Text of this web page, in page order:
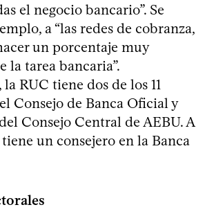
el negocio bancario”. Se
a “las redes de cobranza,
un porcentaje muy
la tarea bancaria”.
RUC tiene dos de los 11
Consejo de Banca Oficial y
Consejo Central de AEBU. A
tiene un consejero en la Banca